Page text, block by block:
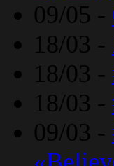
09/05 -
18/03 -
18/03 -
18/03 -
09/03 -